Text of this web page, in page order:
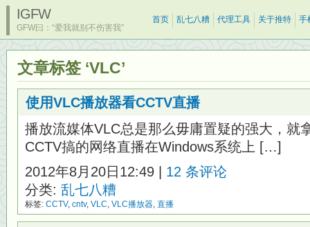
IGFW
GFW曰：“爱我就别不伤害我”
首页 乱七八糟 代理工具 关于推特 手
文章标签 ‘VLC’
使用VLC播放器看CCTV直播
播放流媒体VLC总是那么毋庸置疑的强大，就
CCTV搞的网络直播在Windows系统上 […]
2012年8月20日12:49 | 12 条评论
分类: 乱七八糟
标签: CCTV, cntv, VLC, VLC播放器, 直播